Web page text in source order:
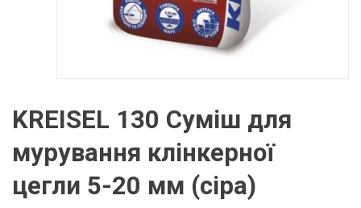
KREISEL 130 Суміш для
мурування клінкерної
цегли 5-20 мм (сіра)